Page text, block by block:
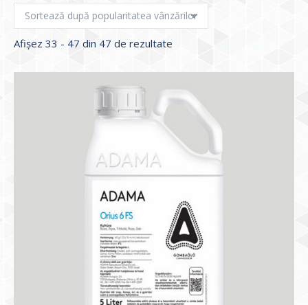
Afișez 33 - 47 din 47 de rezultate
evaluarea
medie